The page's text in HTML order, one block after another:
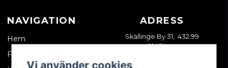
NAVIGATION
Hem
Företagskund
ADRESS
Skällinge By 31, 432 99
Skällinge
Vi använder cookies